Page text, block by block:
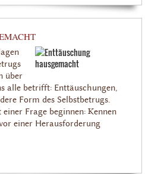
über
alle betrifft: Enttäuschungen,
Form des Selbstbetrugs.
Frage beginnen: Kennen
einer Herausforderung